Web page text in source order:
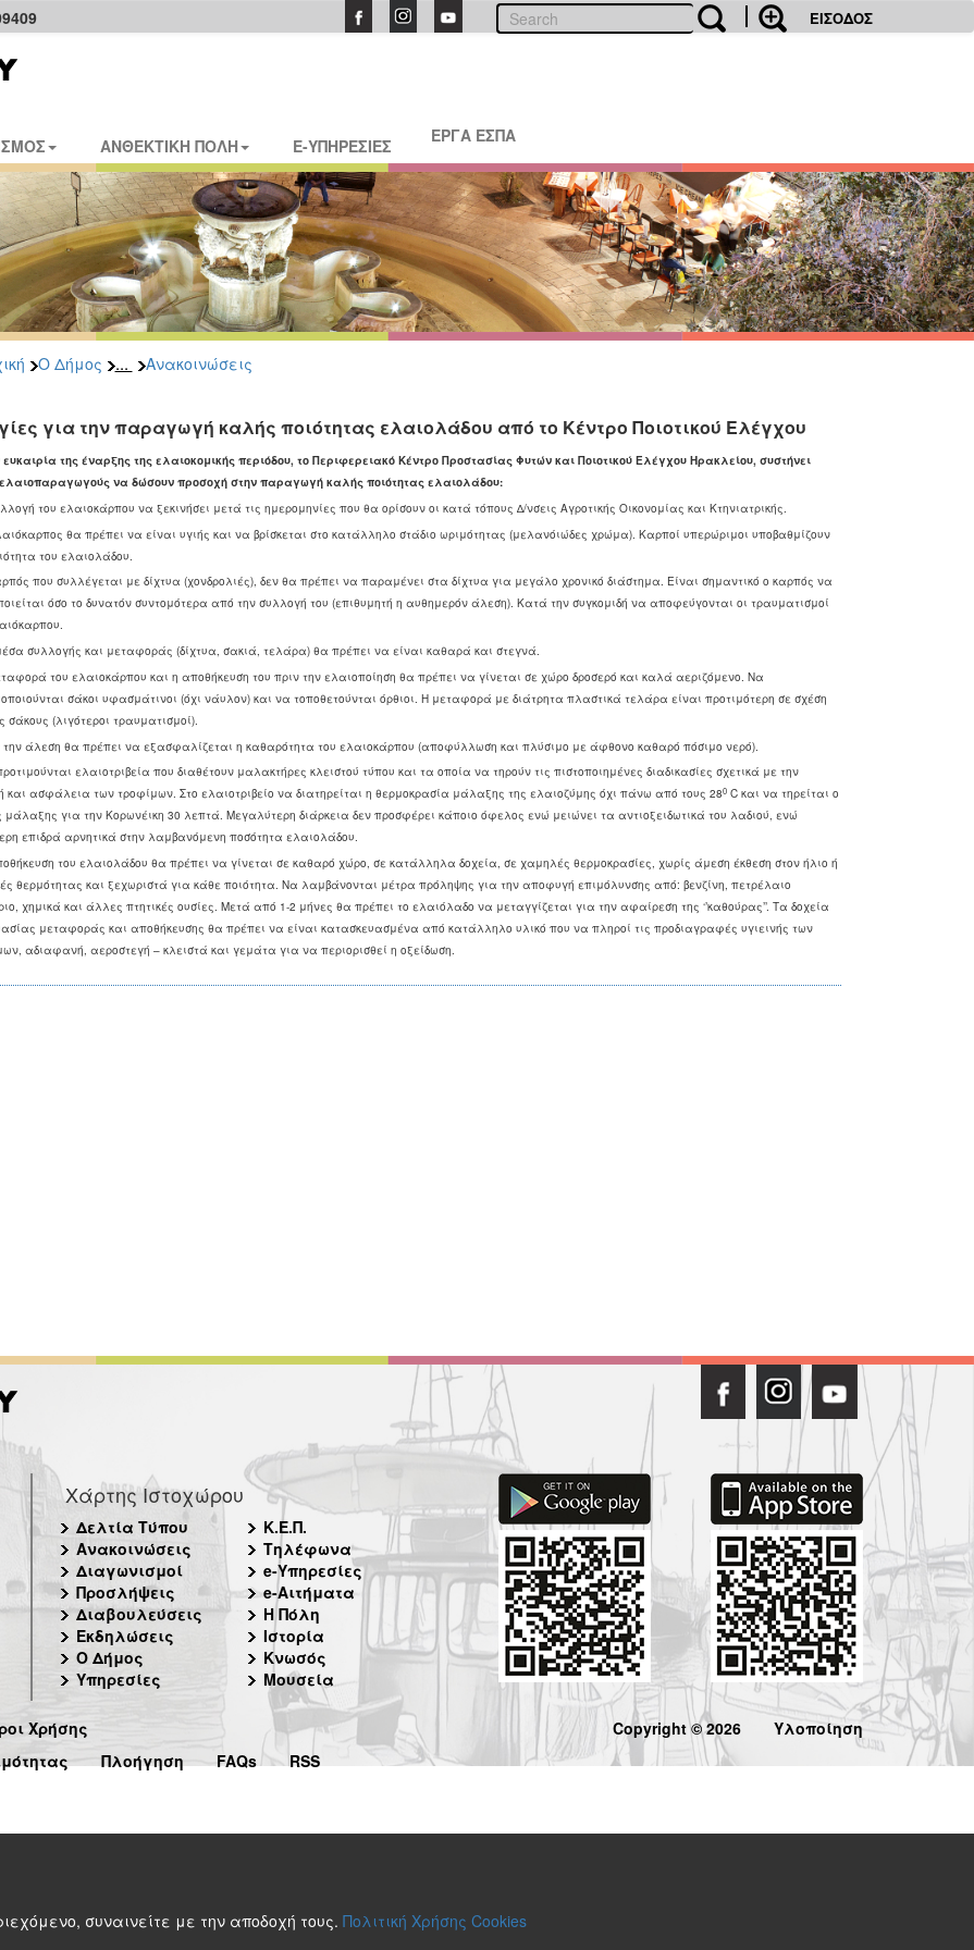
ΕΙΣΟΔΟΣ
ΑΝΘΕΚΤΙΚΗ ΠΟΛΗ E-ΥΠΗΡΕΣΙΕΣ ΕΡΓΑ ΕΣΠΑ
Ο Δήμος ... Ανακοινώσεις
για την παραγωγή καλής ποιότητας ελαιολάδου από το Kέντρο Ποιοτικού Eλέγχου
ευκαιρία της έναρξης της ελαιοκομικής περιόδου, το Περιφερειακό Κέντρο Προστασίας Φυτών και Ποιοτικού Ελέγχου Ηρακλείου, συστήνει
να δώσουν προσοχή στην παραγωγή καλής ποιότητας ελαιολάδου:
του ελαιοκάρπου να ξεκινήσει μετά τις ημερομηνίες που θα ορίσουν οι κατά τόπους ∆/νσεις Αγροτικής Οικονομίας και Κτηνιατρικής.
θα πρέπει να είναι υγιής και να βρίσκεται στο κατάλληλο στάδιο ωριμότητας (μελανόιώδες χρώμα). Καρποί υπερώριμοι υποβαθμίζουν
του ελαιολάδου.
που συλλέγεται με δίχτυα (χονδρολιές), δεν θα πρέπει να παραμένει στα δίχτυα για μεγάλο χρονικό διάστημα. Είναι σημαντικό ο καρπός να
όσο το δυνατόν συντομότερα από την συλλογή του (επιθυμητή η αυθημερόν άλεση). Κατά την συγκομιδή να αποφεύγονται οι τραυματισμοί
συλλογής και μεταφοράς (δίχτυα, σακιά, τελάρα) θα πρέπει να είναι καθαρά και στεγνά.
του ελαιοκάρπου και η αποθήκευση του πριν την ελαιοποίηση θα πρέπει να γίνεται σε χώρο δροσερό και καλά αεριζόμενο. Να
σάκοι υφασμάτινοι (όχι νάυλον) και να τοποθετούνται όρθιοι. Η μεταφορά με διάτρητα πλαστικά τελάρα είναι προτιμότερη σε σχέση
σάκους (λιγότεροι τραυματισμοί).
την άλεση θα πρέπει να εξασφαλίζεται η καθαρότητα του ελαιοκάρπου (αποφύλλωση και πλύσιμο με άφθονο καθαρό πόσιμο νερό).
ελαιοτριβεία που διαθέτουν μαλακτήρες κλειστού τύπου και τα οποία να τηρούν τις πιστοποιημένες διαδικασίες σχετικά με την
και ασφάλεια των τροφίμων. Στο ελαιοτριβείο να διατηρείται η θερμοκρασία μάλαξης της ελαιοζύμης όχι πάνω από τους 280C και να τηρείται ο
μάλαξης για την Κορωνέικη 30 λεπτά. Μεγαλύτερη διάρκεια δεν προσφέρει κάποιο όφελος ενώ μειώνει τα αντιοξειδωτικά του λαδιού, ενώ
επιδρά αρνητικά στην λαμβανόμενη ποσότητα ελαιολάδου.
του ελαιολάδου θα πρέπει να γίνεται σε καθαρό χώρο, σε κατάλληλα δοχεία, σε χαμηλές θερμοκρασίες, χωρίς άμεση έκθεση στον ήλιο ή
θερμότητας και ξεχωριστά για κάθε ποιότητα. Να λαμβάνονται μέτρα πρόληψης για την αποφυγή επιμόλυνσης από: βενζίνη, πετρέλαιο
χημικά και άλλες πτητικές ουσίες. Μετά από 1-2 μήνες θα πρέπει το ελαιόλαδο να μεταγγίζεται για την αφαίρεση της ‘’καθούρας’’. Τα δοχεία
μεταφοράς και αποθήκευσης θα πρέπει να είναι κατασκευασμένα από κατάλληλο υλικό που να πληροί τις προδιαγραφές υγιεινής των
αδιαφανή, αεροστεγή – κλειστά και γεμάτα για να περιορισθεί η οξείδωση.
Χάρτης Ιστοχώρου
Δελτία Τύπου
Ανακοινώσεις
Διαγωνισμοί
Προσλήψεις
Διαβουλεύσεις
Εκδηλώσεις
Ο Δήμος
Υπηρεσίες
Κ.Ε.Π.
Τηλέφωνα
e-Υπηρεσίες
e-Αιτήματα
Η Πόλη
Ιστορία
Κνωσός
Μουσεία
Χρήσης
Πλοήγηση FAQs RSS
Copyright © 2026 Υλοποίηση
συναινείτε με την αποδοχή τους. Πολιτική Χρήσης Cookies